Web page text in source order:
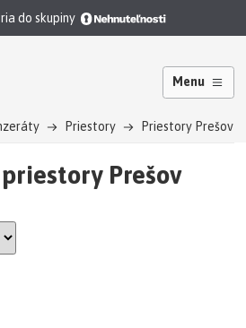
do skupiny
Menu
Priestory Priestory Prešov
Prešov